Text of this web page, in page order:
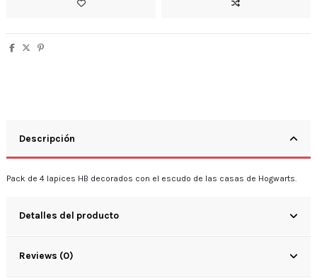
Descripción
Pack de 4 lapices HB decorados con el escudo de las casas de Hogwarts.
Detalles del producto
Reviews (0)